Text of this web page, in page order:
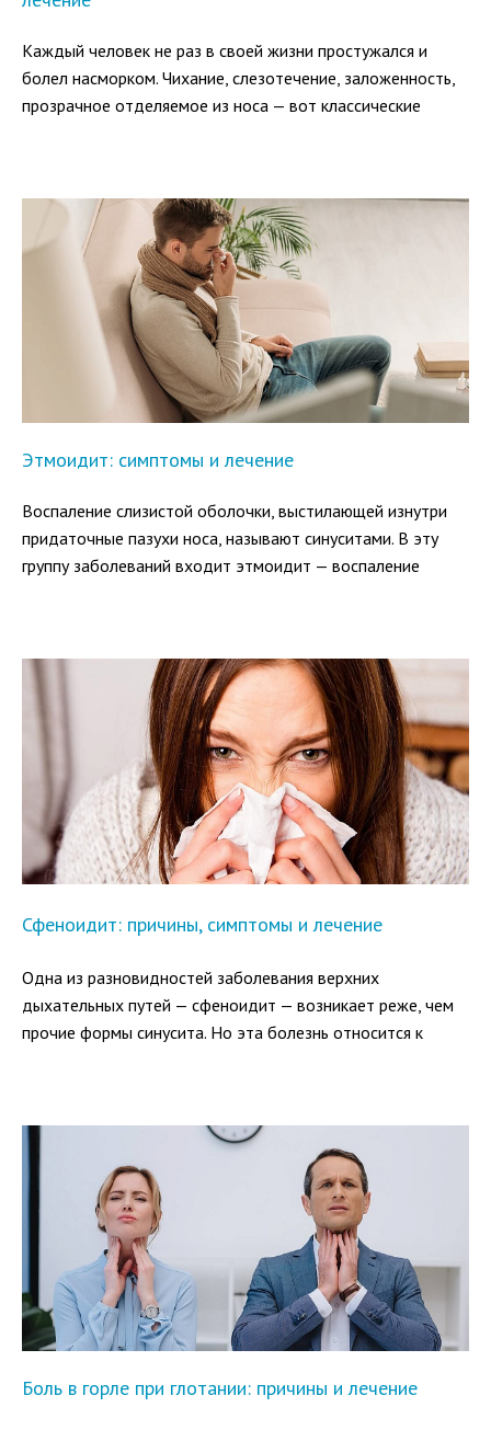
Каждый человек не раз в своей жизни простужался и
болел насморком. Чихание, слезотечение, заложенность,
прозрачное отделяемое из носа — вот классические
Этмоидит: симптомы и лечение
Воспаление слизистой оболочки, выстилающей изнутри
придаточные пазухи носа, называют синуситами. В эту
группу заболеваний входит этмоидит — воспаление
заболевания зависят от его клинической картины,
возбудителя, характера инфекционного процесса.
Сфеноидит: причины, симптомы и лечение
Одна из разновидностей заболевания верхних
дыхательных путей — сфеноидит — возникает реже, чем
прочие формы синусита. Но эта болезнь относится к
(синуса), находящейся глубоко в черепной коробке.
Боль в горле при глотании: причины и лечение